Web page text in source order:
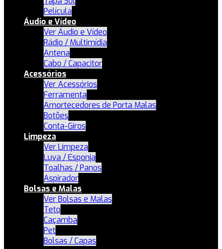
Película
Áudio e Vídeo
Ver Áudio e Vídeo
Rádio / Multimídia
Antena
Cabo / Capacitor
Acessórios
Ver Acessórios
Ferramenta
Amortecedores de Porta Malas
Botões
Conta-Giros
Limpeza
Ver Limpeza
Luva / Esponja
Toalhas / Panos
Aspirador
Bolsas e Malas
Ver Bolsas e Malas
Teto
Caçamba
Pet
Bolsas / Capas